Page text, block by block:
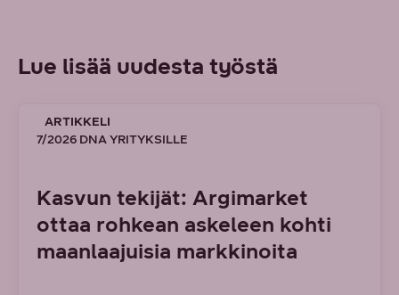
Lue lisää uudesta työstä
ARTIKKELI
7/2026 DNA YRITYKSILLE
Kasvun tekijät: Argimarket
ottaa rohkean askeleen kohti
maanlaajuisia markkinoita